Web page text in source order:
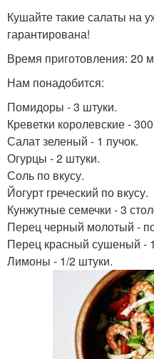
Кушайте такие салаты на
гарантирована!
Время приготовления: 20
Нам понадобится:
Помидоры - 3 штуки.
Креветки королевские - 300
Салат зеленый - 1 пучок.
Огурцы - 2 штуки.
Соль по вкусу.
Йогурт греческий по вкусу.
Кунжутные семечки - 3
Перец черный молотый -
Перец красный сушеный -
Лимоны - 1/2 штуки.